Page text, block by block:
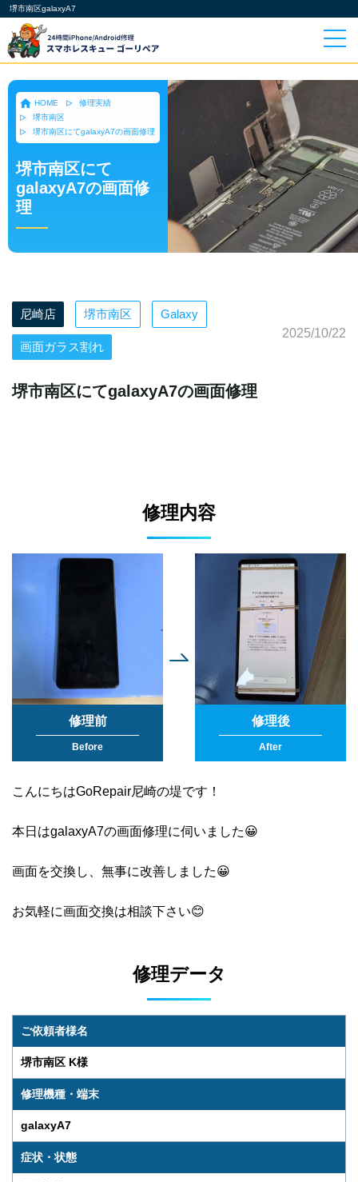
堺市南区galaxyA7
HOME
修理実績
堺市南区
堺市南区にてgalaxyA7の画面修理
堺市南区にて
galaxyA7の画面修
理
尼崎店 堺市南区 Galaxy
画面ガラス割れ
2025/10/22
堺市南区にてgalaxyA7の画面修理
修理内容
修理前
Before
修理後
After
こんにちはGoRepair尼崎の堤です！
本日はgalaxyA7の画面修理に伺いました😀
画面を交換し、無事に改善しました😀
お気軽に画面交換は相談下さい😊
修理データ
ご依頼者様名
堺市南区 K様
修理機種・端末
galaxyA7
症状・状態